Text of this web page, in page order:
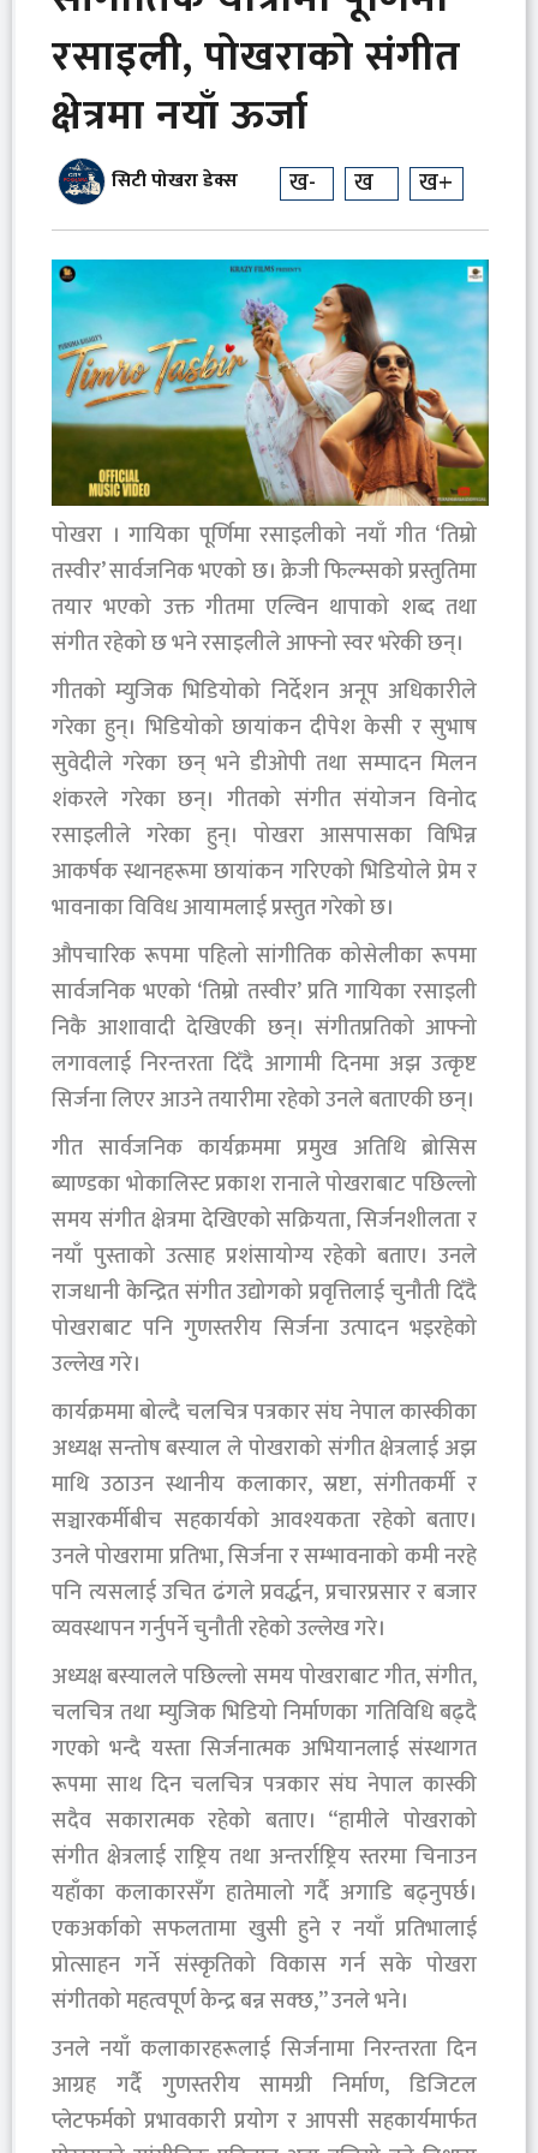
रसाइली, पोखराको संगीत
क्षेत्रमा नयाँ ऊर्जा
सिटी पोखरा डेक्स ख- ख ख+
पोखरा । गायिका पूर्णिमा रसाइलीको नयाँ गीत ‘तिम्रो
तस्वीर’ सार्वजनिक भएको छ। क्रेजी फिल्म्सको प्रस्तुतिमा
तयार भएको उक्त गीतमा एल्विन थापाको शब्द तथा
संगीत रहेको छ भने रसाइलीले आफ्नो स्वर भरेकी छन्।
गीतको म्युजिक भिडियोको निर्देशन अनूप अधिकारीले
गरेका हुन्। भिडियोको छायांकन दीपेश केसी र सुभाष
सुवेदीले गरेका छन् भने डीओपी तथा सम्पादन मिलन
शंकरले गरेका छन्। गीतको संगीत संयोजन विनोद
रसाइलीले गरेका हुन्। पोखरा आसपासका विभिन्न
आकर्षक स्थानहरूमा छायांकन गरिएको भिडियोले प्रेम र
भावनाका विविध आयामलाई प्रस्तुत गरेको छ।
औपचारिक रूपमा पहिलो सांगीतिक कोसेलीका रूपमा
सार्वजनिक भएको ‘तिम्रो तस्वीर’ प्रति गायिका रसाइली
निकै आशावादी देखिएकी छन्। संगीतप्रतिको आफ्नो
लगावलाई निरन्तरता दिँदै आगामी दिनमा अझ उत्कृष्ट
सिर्जना लिएर आउने तयारीमा रहेको उनले बताएकी छन्।
गीत सार्वजनिक कार्यक्रममा प्रमुख अतिथि ब्रोसिस
ब्याण्डका भोकालिस्ट प्रकाश रानाले पोखराबाट पछिल्लो
समय संगीत क्षेत्रमा देखिएको सक्रियता, सिर्जनशीलता र
नयाँ पुस्ताको उत्साह प्रशंसायोग्य रहेको बताए। उनले
राजधानी केन्द्रित संगीत उद्योगको प्रवृत्तिलाई चुनौती दिँदै
पोखराबाट पनि गुणस्तरीय सिर्जना उत्पादन भइरहेको
उल्लेख गरे।
कार्यक्रममा बोल्दै चलचित्र पत्रकार संघ नेपाल कास्कीका
अध्यक्ष सन्तोष बस्याल ले पोखराको संगीत क्षेत्रलाई अझ
माथि उठाउन स्थानीय कलाकार, स्रष्टा, संगीतकर्मी र
सञ्चारकर्मीबीच सहकार्यको आवश्यकता रहेको बताए।
उनले पोखरामा प्रतिभा, सिर्जना र सम्भावनाको कमी नरहे
पनि त्यसलाई उचित ढंगले प्रवर्द्धन, प्रचारप्रसार र बजार
व्यवस्थापन गर्नुपर्ने चुनौती रहेको उल्लेख गरे।
अध्यक्ष बस्यालले पछिल्लो समय पोखराबाट गीत, संगीत,
चलचित्र तथा म्युजिक भिडियो निर्माणका गतिविधि बढ्दै
गएको भन्दै यस्ता सिर्जनात्मक अभियानलाई संस्थागत
रूपमा साथ दिन चलचित्र पत्रकार संघ नेपाल कास्की
सदैव सकारात्मक रहेको बताए। “हामीले पोखराको
संगीत क्षेत्रलाई राष्ट्रिय तथा अन्तर्राष्ट्रिय स्तरमा चिनाउन
यहाँका कलाकारसँग हातेमालो गर्दै अगाडि बढ्नुपर्छ।
एकअर्काको सफलतामा खुसी हुने र नयाँ प्रतिभालाई
प्रोत्साहन गर्ने संस्कृतिको विकास गर्न सके पोखरा
संगीतको महत्वपूर्ण केन्द्र बन्न सक्छ,” उनले भने।
उनले नयाँ कलाकारहरूलाई सिर्जनामा निरन्तरता दिन
आग्रह गर्दै गुणस्तरीय सामग्री निर्माण, डिजिटल
प्लेटफर्मको प्रभावकारी प्रयोग र आपसी सहकार्यमार्फत